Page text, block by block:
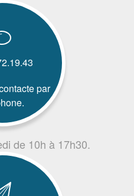
par
de 10h à 17h30.